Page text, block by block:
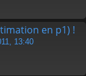
en p1) !
13:40